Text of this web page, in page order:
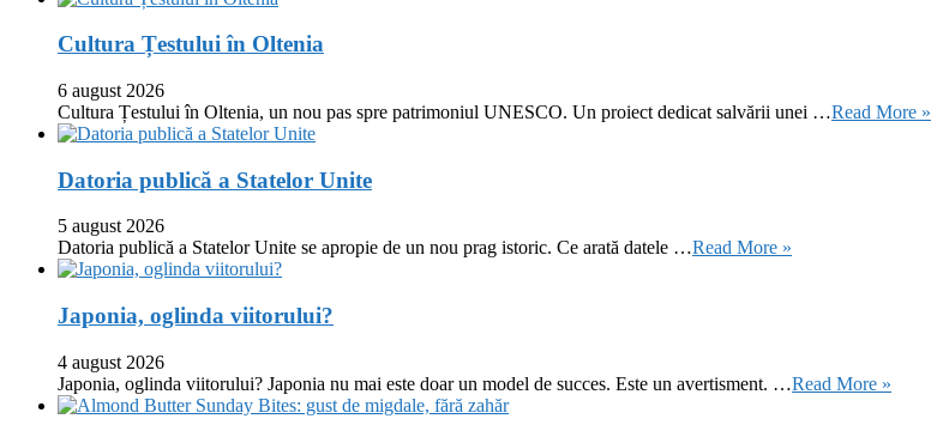
Cultura Țestului în Oltenia
6 august 2026
Cultura Țestului în Oltenia, un nou pas spre patrimoniul UNESCO. Un proiect dedicat salvării unei …Read More »
Datoria publică a Statelor Unite
5 august 2026
Datoria publică a Statelor Unite se apropie de un nou prag istoric. Ce arată datele …Read More »
Japonia, oglinda viitorului?
4 august 2026
Japonia, oglinda viitorului? Japonia nu mai este doar un model de succes. Este un avertisment. …Read More »